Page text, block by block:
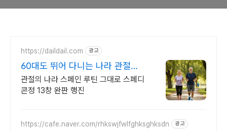
https://daildail.com 광고
60대도 뛰어 다니는 나라 관절의
나라 스페인 루틴
관절의 나라 스페인 루틴 그대로 스페디
콘정 13창 완판 행진
https://cafe.naver.com/rhkswjfwlfghksghksdn 광고